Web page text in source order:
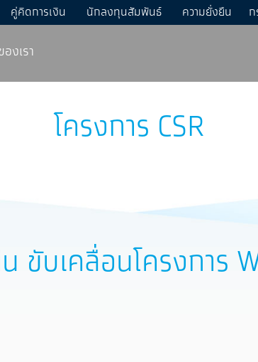
คู่คิดการเงิน นักลงทุนสัมพันธ์ ความยั่งยืน
งเรา
โครงการ CSR
ขับเคลื่อนโครงกา